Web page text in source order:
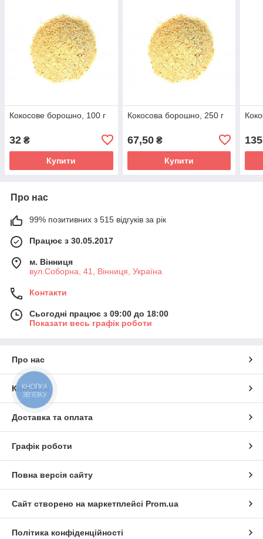
Кокосове борошно, 100 г
32 ₴
Купити
Кокосова борошно, 250 г
67,50₴
Купити
135
Про нас
99% позитивних з 515 відгуків за рік
Працює з 30.05.2017
м. Вінниця
вул.Соборна, 41, Вінниця, Україна
Контакти
Сьогодні працює з 09:00 до 18:00
Показати весь графік роботи
Про нас
Контакти
Доставка та оплата
Графік роботи
Повна версія сайту
Сайт створено на маркетплейсі Prom.ua
Політика конфіденційності
КНОПКА
ЗВ'ЯЗКУ